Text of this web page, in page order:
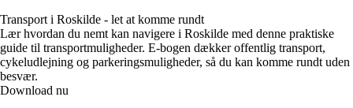
Transport i Roskilde - let at komme rundt
Lær hvordan du nemt kan navigere i Roskilde med denne praktiske
guide til transportmuligheder. E-bogen dækker offentlig transport,
cykeludlejning og parkeringsmuligheder, så du kan komme rundt uden
besvær.
Download nu